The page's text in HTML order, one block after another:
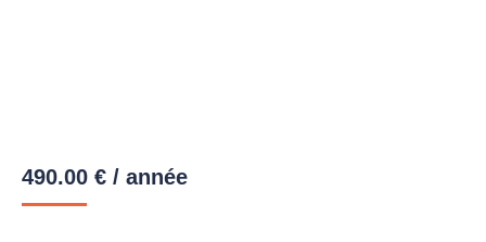
490.00 € / année